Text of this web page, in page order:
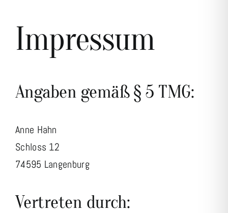
Impressum
Angaben gemäß § 5 TMG:
Anne Hahn
Schloss 12
74595 Langenburg
Vertreten durch: